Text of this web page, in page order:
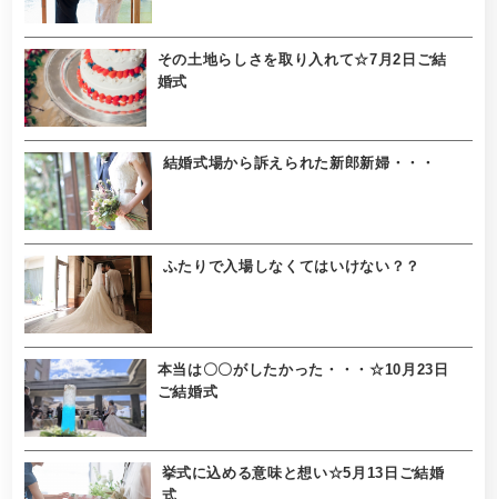
その土地らしさを取り入れて☆7月2日ご結
婚式
結婚式場から訴えられた新郎新婦・・・
ふたりで入場しなくてはいけない？？
本当は〇〇がしたかった・・・☆10月23日
ご結婚式
挙式に込める意味と想い☆5月13日ご結婚
式